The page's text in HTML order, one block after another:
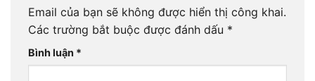
Email của bạn sẽ không được hiển thị công khai.
Các trường bắt buộc được đánh dấu *
Bình luận *